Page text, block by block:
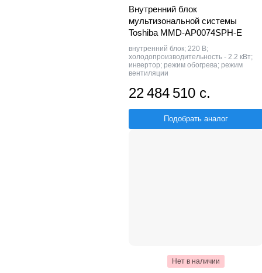
Внутренний блок
мультизональной системы
Toshiba MMD-AP0074SPH-E
внутренний блок; 220 В;
холодопроизводительность - 2.2 кВт;
инвертор; режим обогрева; режим
вентиляции
22 484 510 с.
Подобрать аналог
Нет в наличии